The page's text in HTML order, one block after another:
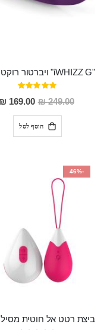
דירוג:
100%
249.00 ₪
מחיר
מבצע
169.00 ₪
הוסף לסל
-46%